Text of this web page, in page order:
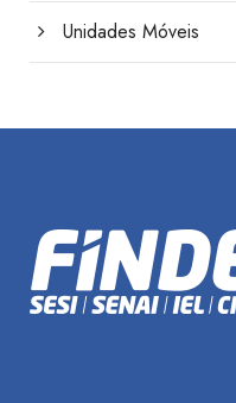
Unidades Móveis